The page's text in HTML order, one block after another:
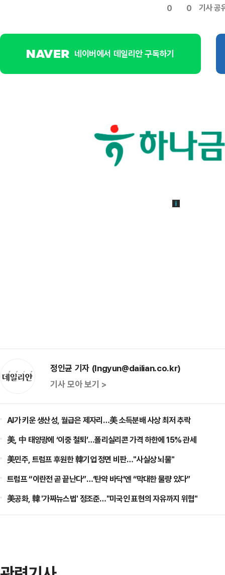
0 0 기사 공
네이버에서 데일리안 구독하기
정인균 기자 (Ingyun@dailian.co.kr)
기사 모아 보기 >
AI가 키운 생산성, 월급은 제자리…美 소득분배 사상 최저 추락
美, 中 태양광에 ‘이중 철퇴’…폴리실리콘 가격 하한에 15% 관세
美민주, 트럼프 후원한 韓기업 정면 비판…"사실상 뇌물"
트럼프 “이란전 곧 끝난다”…‘탄약 바닥’엔 “막대한 물량 있다”
美공화, 韓 '가짜뉴스법' 정조준…"미국인 표현의 자유까지 위협"